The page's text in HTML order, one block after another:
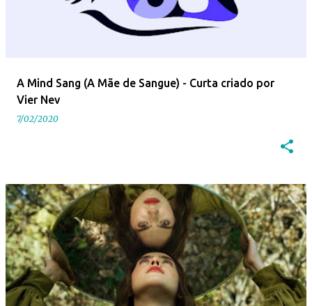
A Mind Sang (A Mãe de Sangue) - Curta criado por
Vier Nev
7/02/2020